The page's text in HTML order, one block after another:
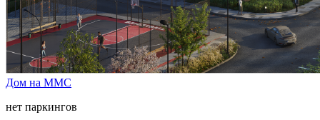
Дом на ММС
нет паркингов